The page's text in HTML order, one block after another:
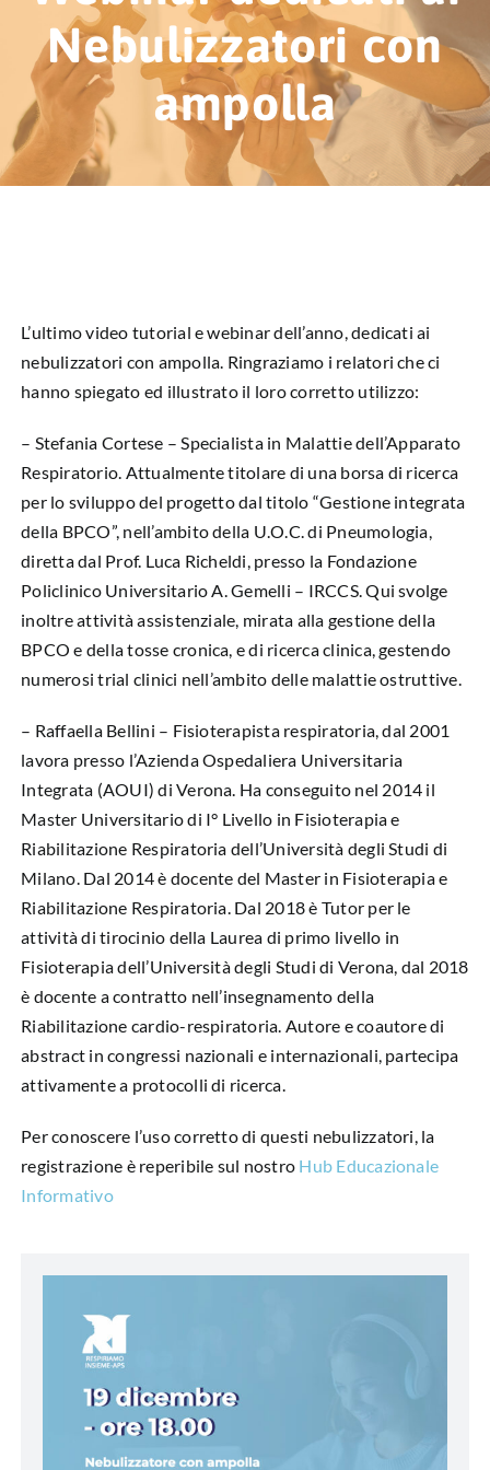
NEWS & EVENTI
CHI SIAMO
L’ANGOLO DEL PAZIENTE
LIBRO SCRITTURE IN ROSA
Nebulizzatori con
ampolla
L’ultimo video tutorial e webinar dell’anno, dedicati ai
nebulizzatori con ampolla. Ringraziamo i relatori che ci
hanno spiegato ed illustrato il loro corretto utilizzo:
– Stefania Cortese – Specialista in Malattie dell’Apparato
Respiratorio. Attualmente titolare di una borsa di ricerca
per lo sviluppo del progetto dal titolo “Gestione integrata
della BPCO”, nell’ambito della U.O.C. di Pneumologia,
diretta dal Prof. Luca Richeldi, presso la Fondazione
Policlinico Universitario A. Gemelli – IRCCS. Qui svolge
inoltre attività assistenziale, mirata alla gestione della
BPCO e della tosse cronica, e di ricerca clinica, gestendo
numerosi trial clinici nell’ambito delle malattie ostruttive.
– Raffaella Bellini – Fisioterapista respiratoria, dal 2001
lavora presso l’Azienda Ospedaliera Universitaria
Integrata (AOUI) di Verona. Ha conseguito nel 2014 il
Master Universitario di I° Livello in Fisioterapia e
Riabilitazione Respiratoria dell’Università degli Studi di
Milano. Dal 2014 è docente del Master in Fisioterapia e
Riabilitazione Respiratoria. Dal 2018 è Tutor per le
attività di tirocinio della Laurea di primo livello in
Fisioterapia dell’Università degli Studi di Verona, dal 2018
è docente a contratto nell’insegnamento della
Riabilitazione cardio-respiratoria. Autore e coautore di
abstract in congressi nazionali e internazionali, partecipa
attivamente a protocolli di ricerca.
Per conoscere l’uso corretto di questi nebulizzatori, la
registrazione è reperibile sul nostro Hub Educazionale
Informativo